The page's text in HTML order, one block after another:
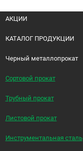
АКЦИИ
КАТАЛОГ ПРОДУКЦИИ
Черный металлопрокат
Сортовой прокат
Трубный прокат
Листовой прокат
Инструментальная сталь